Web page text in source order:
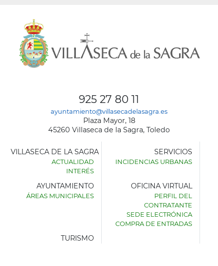
925 27 80 11
ayuntamiento@villasecadelasagra.es
Plaza Mayor, 18
45260 Villaseca de la Sagra, Toledo
AYUNTAMIENTO
VILLASECA DE LA SAGRA
ACTUALIDAD
INTERÉS
SERVICIOS
INCIDENCIAS URBANAS
AYUNTAMIENTO
ÁREAS MUNICIPALES
OFICINA VIRTUAL
PERFIL DEL
CONTRATANTE
SEDE ELECTRÓNICA
COMPRA DE ENTRADAS
TURISMO